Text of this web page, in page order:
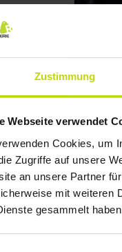
Zustimmung
Webseite verwendet
Cookies, um
Zugriffe auf unsere
an unsere Partner
mit weiteren
gesammelt